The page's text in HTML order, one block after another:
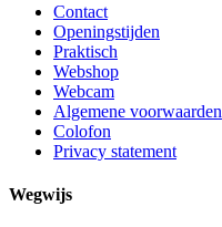
Contact
Openingstijden
Praktisch
Webshop
Webcam
Algemene voorwaarden
Colofon
Privacy statement
Wegwijs